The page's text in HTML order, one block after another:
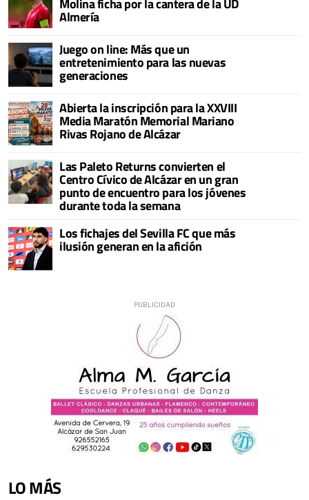
Almería
Juego on line: Más que un
entretenimiento para las nuevas
generaciones
Abierta la inscripción para la XXVIII
Media Maratón Memorial Mariano
Rivas Rojano de Alcázar
Las Paleto Returns convierten el
Centro Cívico de Alcázar en un gran
punto de encuentro para los jóvenes
durante toda la semana
Los fichajes del Sevilla FC que más
ilusión generan en la afición
LO MÁS